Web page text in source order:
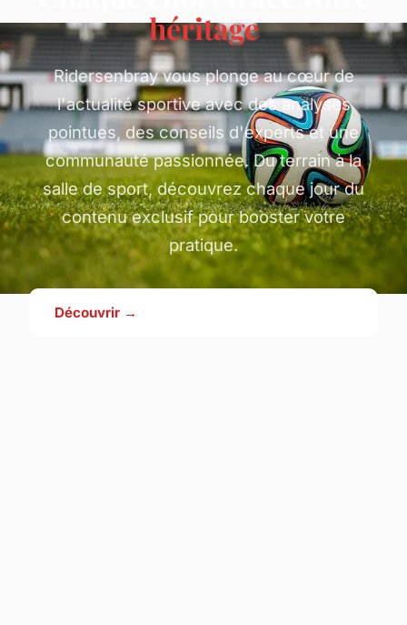
héritage
Ridersenbray vous plonge au cœur de
l'actualité sportive avec des analyses
pointues, des conseils d'experts et une
communauté passionnée. Du terrain à la
salle de sport, découvrez chaque jour du
contenu exclusif pour booster votre
pratique.
Découvrir →